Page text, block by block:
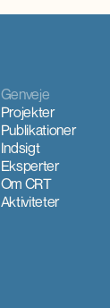
Genveje
Projekter
Publikationer
Indsigt
Eksperter
Om CRT
Aktiviteter